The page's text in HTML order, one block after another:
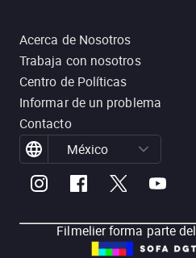
Acerca de Nosotros
Trabaja con nosotros
Centro de Políticas
Informar de un problema
Contacto
México
Filmelier forma parte